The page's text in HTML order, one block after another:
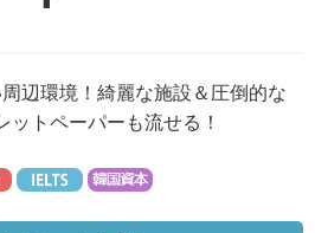
辺環境！綺麗な施設＆圧倒的な
ットペーパーも流せる！